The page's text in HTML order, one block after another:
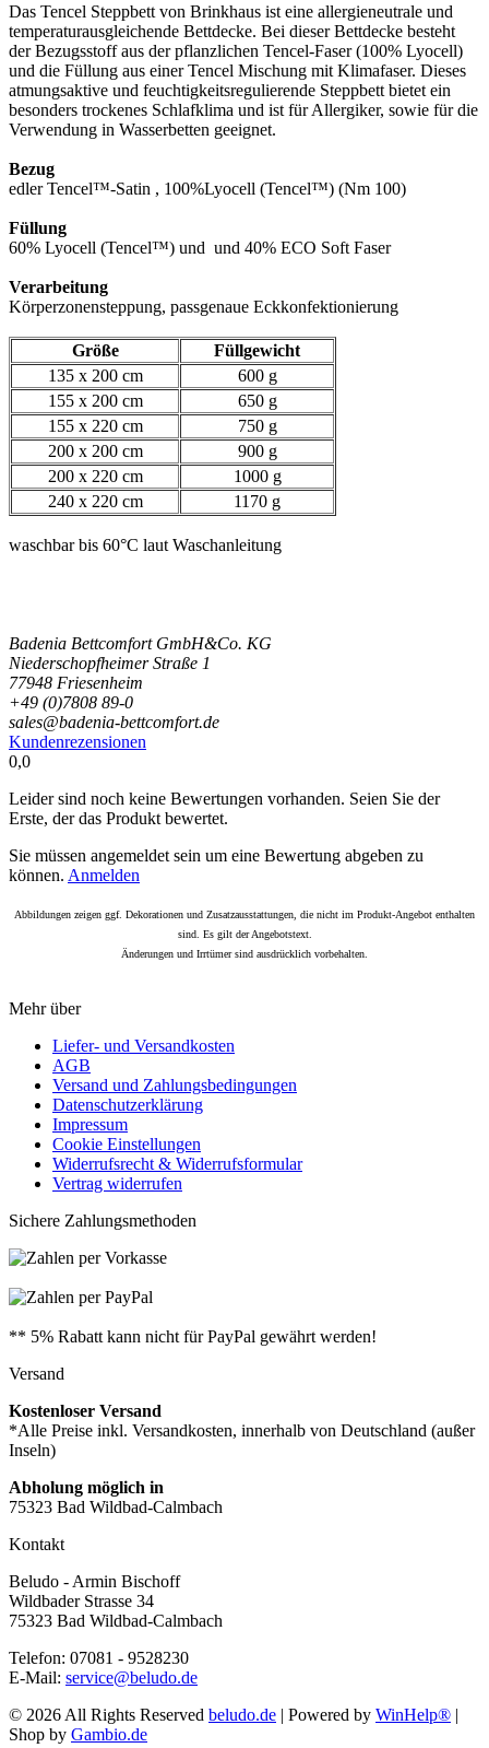
Das Tencel Steppbett von Brinkhaus ist eine allergieneutrale und
temperaturausgleichende Bettdecke. Bei dieser Bettdecke besteht
der Bezugsstoff aus der pflanzlichen Tencel-Faser (100% Lyocell)
und die Füllung aus einer Tencel Mischung mit Klimafaser. Dieses
atmungsaktive und feuchtigkeitsregulierende Steppbett bietet ein
besonders trockenes Schlafklima und ist für Allergiker, sowie für die
Verwendung in Wasserbetten geeignet.
Bezug
edler Tencel™-Satin , 100%Lyocell (Tencel™) (Nm 100)
Füllung
60% Lyocell (Tencel™) und und 40% ECO Soft Faser
Verarbeitung
Körperzonensteppung, passgenaue Eckkonfektionierung
Größe
Füllgewicht
135 x 200 cm
600 g
155 x 200 cm
650 g
155 x 220 cm
750 g
200 x 200 cm
900 g
200 x 220 cm
1000 g
240 x 220 cm
1170 g
waschbar bis 60°C laut Waschanleitung
Badenia Bettcomfort GmbH&Co. KG
Niederschopfheimer Straße 1
77948 Friesenheim
+49 (0)7808 89-0
sales@badenia-bettcomfort.de
Kundenrezensionen
0,0
Leider sind noch keine Bewertungen vorhanden. Seien Sie der
Erste, der das Produkt bewertet.
Sie müssen angemeldet sein um eine Bewertung abgeben zu
können. Anmelden
Abbildungen zeigen ggf. Dekorationen und Zusatzausstattungen, die nicht im Produkt-Angebot enthalten
sind. Es gilt der Angebotstext.
Änderungen und Irrtümer sind ausdrücklich vorbehalten.
Mehr über
Liefer- und Versandkosten
AGB
Versand und Zahlungsbedingungen
Datenschutzerklärung
Impressum
Cookie Einstellungen
Widerrufsrecht & Widerrufsformular
Vertrag widerrufen
Sichere Zahlungsmethoden
** 5% Rabatt kann nicht für PayPal gewährt werden!
Versand
Kostenloser Versand
*Alle Preise inkl. Versandkosten, innerhalb von Deutschland (außer
Inseln)
Abholung möglich in
75323 Bad Wildbad-Calmbach
Kontakt
Beludo - Armin Bischoff
Wildbader Strasse 34
75323 Bad Wildbad-Calmbach
Telefon: 07081 - 9528230
E-Mail: service@beludo.de
© 2026 All Rights Reserved beludo.de | Powered by WinHelp® |
Shop by Gambio.de